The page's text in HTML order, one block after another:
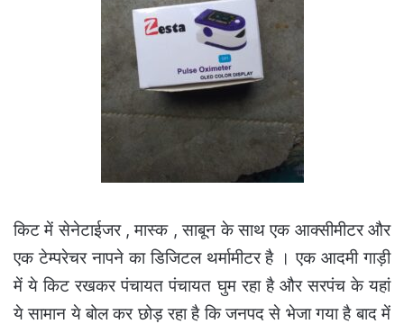
किट में सेनेटाईजर , मास्क , साबून के साथ एक आक्सीमीटर और
एक टेम्परेचर नापने का डिजिटल थर्मामीटर है । एक आदमी गाड़ी
में ये किट रखकर पंचायत पंचायत घुम रहा है और सरपंच के यहां
ये सामान ये बोल कर छोड़ रहा है कि जनपद से भेजा गया है बाद में